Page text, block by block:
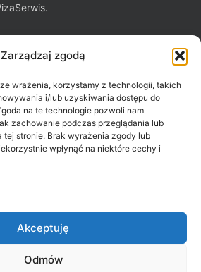
Zarządzaj zgodą
wrażenia, korzystamy z technologii, takich
i/lub uzyskiwania dostępu do
na te technologie pozwoli nam
zachowanie podczas przeglądania lub
stronie. Brak wyrażenia zgody lub
wpłynąć na niektóre cechy i
Akceptuję
Odmów
(EU)